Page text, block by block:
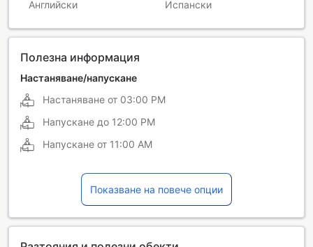
Английски Испански
Полезна информация
Настаняване/напускане
Настаняване от 03:00 PM
Напускане до 12:00 PM
Напускане от 11:00 AM
Показване на повече опции